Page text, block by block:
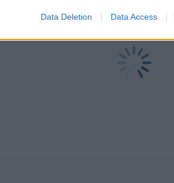
Data Deletion Data Access